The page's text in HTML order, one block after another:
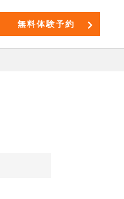
無料体験予約